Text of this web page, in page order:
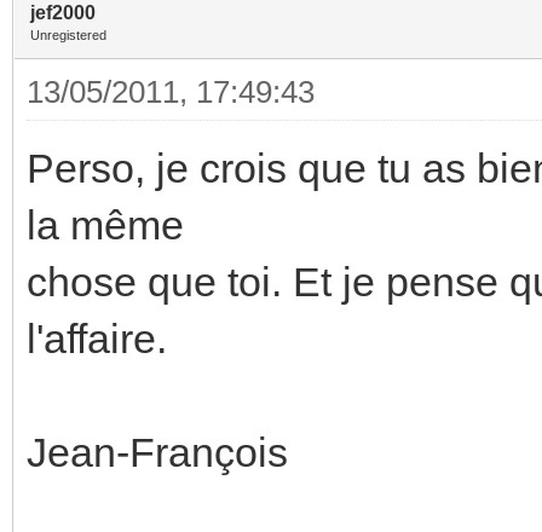
jef2000
Unregistered
13/05/2011, 17:49:43
Perso, je crois que tu as
la même
chose que toi. Et je pense
l'affaire.
Jean-François